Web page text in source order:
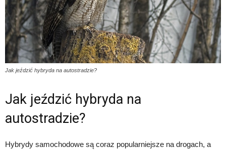
Jak jeździć hybryda na autostradzie?
Jak jeździć hybryda na
autostradzie?
Hybrydy samochodowe są coraz popularniejsze na drogach, a